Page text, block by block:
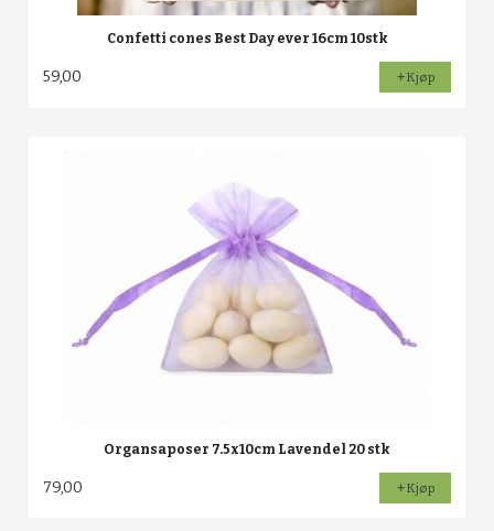
Confetti cones Best Day ever 16cm 10stk
59,00 Kjøp
Organsaposer 7.5x10cm Lavendel 20 stk
79,00 Kjøp